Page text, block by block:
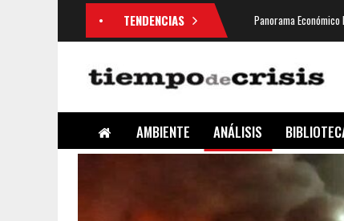
TENDENCIAS Panorama
AMBIENTE ANÁLISIS